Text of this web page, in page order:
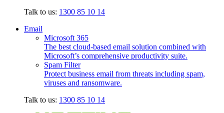
Talk to us: 1300 85 10 14
Email
Microsoft 365
The best cloud-based email solution combined with
Microsoft’s comprehensive productivity suite.
Spam Filter
Protect business email from threats including spam,
viruses and ransomware.
Talk to us: 1300 85 10 14